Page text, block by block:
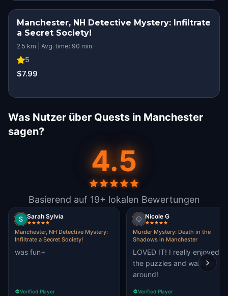
Manchester, NH Detective Mystery: Infiltrate
a Secret Society!
2.5 km | Avg. time: 90 min
5
$7.99
Was Nutzer über Quests in Manchester
sagen?
4.5
Basierend auf 19+ lokalen Bewertungen
Sarah Sylvia
Manchester, NH Detective Mystery:
Infiltrate a Secret Society!
was fun+
Verified Player
Nicole G
Murder Mystery: Death in the
Shadows in Manchester
LOVED IT! I really enjoyed
the puzzles and walking
around!
Verified Player